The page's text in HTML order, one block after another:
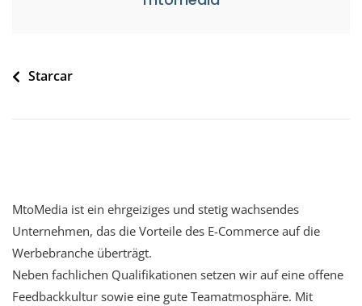
Starcar
MtoMedia ist ein ehrgeiziges und stetig wachsendes
Unternehmen, das die Vorteile des E-Commerce auf die
Werbebranche überträgt.
Neben fachlichen Qualifikationen setzen wir auf eine offene
Feedbackkultur sowie eine gute Teamatmosphäre. Mit